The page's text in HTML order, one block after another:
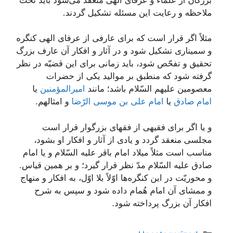
ملاحظه و رعایت این مسئله تشکیل گردند.
مثلاً اگر قرار است که برای عارفی از عرفای الهی کنگره
و سمیناری تشکیل شود و در آثار و افکار آن عارف بزرگ
تحقیق و تفحّص شود، باید زمانی برای این قضیّه در نظر
گرفته شود که منطبق بر موالید یکی از حضرات
معصومین علیهم السّلام باشد؛ مانند امیر‌المؤمنین یا
امام صادق یا امام علی بن موسی الرّضا و امثالهم.
و یا اگر برای فقیهی از فقهای بزرگوار قرار است
مجلسی منعقد گردد و یادی از آثار و افکار او بشود،
مناسب است مثلاً میلاد امام باقر علیه السّلام و یا امام
صادق علیه السّلام مدّ نظر قرار گیرد؛ و بر همین قیاس.
و محوریّت در این کنگره‌ها اوّلاً بلا اوّل، به افکار و منهاج
و ممشای آن امام هُمام داده شود و سپس به شرح
افکار آن بزرگ پرداخته شود.